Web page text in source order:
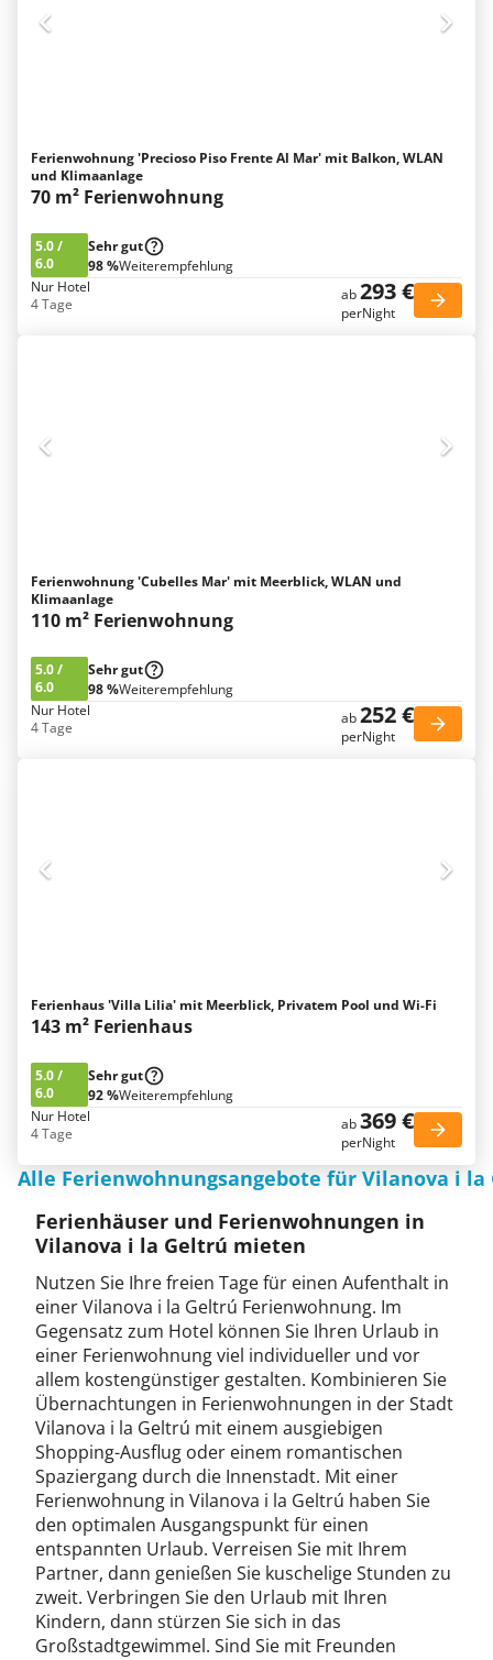
Ferienwohnung 'Precioso Piso Frente Al Mar' mit Balkon, WLAN
und Klimaanlage
70 m² Ferienwohnung
5.0/
6.0
Sehr gut
98 %Weiterempfehlung
Nur Hotel
4 Tage
ab293 €
perNight
Ferienwohnung 'Cubelles Mar' mit Meerblick, WLAN und
Klimaanlage
110 m² Ferienwohnung
5.0/
6.0
Sehr gut
98 %Weiterempfehlung
Nur Hotel
4 Tage
ab252 €
perNight
Ferienhaus 'Villa Lilia' mit Meerblick, Privatem Pool und Wi-Fi
143 m² Ferienhaus
5.0/
6.0
Sehr gut
92 %Weiterempfehlung
Nur Hotel
4 Tage
ab369 €
perNight
Alle Ferienwohnungsangebote für Vilanova i la
Ferienhäuser und Ferienwohnungen in
Vilanova i la Geltrú mieten
Nutzen Sie Ihre freien Tage für einen Aufenthalt in
einer Vilanova i la Geltrú Ferienwohnung. Im
Gegensatz zum Hotel können Sie Ihren Urlaub in
einer Ferienwohnung viel individueller und vor
allem kostengünstiger gestalten. Kombinieren Sie
Übernachtungen in Ferienwohnungen in der Stadt
Vilanova i la Geltrú mit einem ausgiebigen
Shopping-Ausflug oder einem romantischen
Spaziergang durch die Innenstadt. Mit einer
Ferienwohnung in Vilanova i la Geltrú haben Sie
den optimalen Ausgangspunkt für einen
entspannten Urlaub. Verreisen Sie mit Ihrem
Partner, dann genießen Sie kuschelige Stunden zu
zweit. Verbringen Sie den Urlaub mit Ihren
Kindern, dann stürzen Sie sich in das
Großstadtgewimmel. Sind Sie mit Freunden